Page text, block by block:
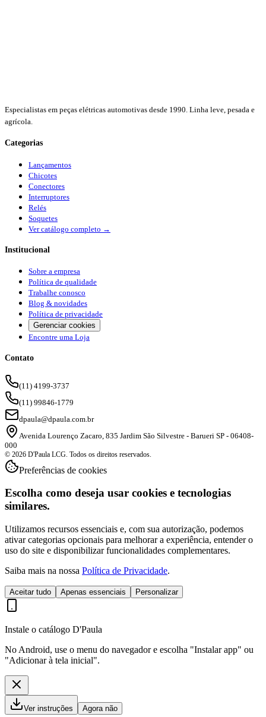
Especialistas em peças elétricas automotivas desde 1990. Linha leve, pesada e
agrícola.
Categorias
Lançamentos
Chicotes
Conectores
Interruptores
Relés
Soquetes
Ver catálogo completo →
Institucional
Sobre a empresa
Política de qualidade
Trabalhe conosco
Blog & novidades
Política de privacidade
Gerenciar cookies
Encontre uma Loja
Contato
(11) 4199-3737
(11) 99846-1779
dpaula@dpaula.com.br
Avenida Lourenço Zacaro, 835 Jardim São Silvestre - Barueri SP - 06408-
000
© 2026 D'Paula LCG. Todos os direitos reservados.
Preferências de cookies
Escolha como deseja usar cookies e tecnologias
similares.
Utilizamos recursos essenciais e, com sua autorização, podemos
ativar categorias opcionais para melhorar a experiência, entender o
uso do site e disponibilizar funcionalidades complementares.
Saiba mais na nossa Política de Privacidade.
Aceitar tudo Apenas essenciais Personalizar
Instale o catálogo D'Paula
No Android, use o menu do navegador e escolha "Instalar app" ou
"Adicionar à tela inicial".
Ver instruções Agora não